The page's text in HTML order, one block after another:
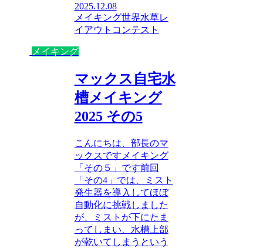
2025.12.08
メイキング世界水草レ
イアウトコンテスト
メイキング
マックス自宅水
槽メイキング
2025 その5
こんにちは、部長のマ
ックスですメイキング
「その５」です前回
「その4」では、ミスト
発生器を導入してほぼ
自動化に挑戦しました
が、ミストが下にたま
ってしまい、水槽上部
が乾いてしまうという